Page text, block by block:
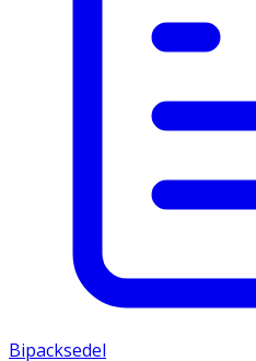
Bipacksedel